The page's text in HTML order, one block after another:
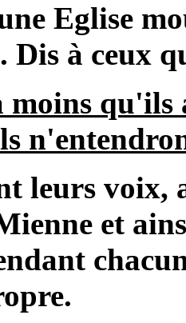
Eglise
à ceux
moins qu'ils
leurs voix,
et